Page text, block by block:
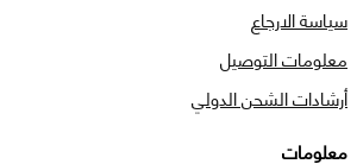
سياسة الارجاع
معلومات التوصيل
أرشادات الشحن الدولي
معلومات